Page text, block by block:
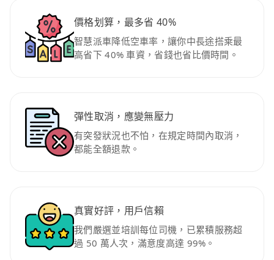
價格划算，最多省 40%
智慧派車降低空車率，讓你中長途搭乘最
高省下 40% 車資，省錢也省比價時間。
彈性取消，應變無壓力
有突發狀況也不怕，在規定時間內取消，
都能全額退款。
真實好評，用戶信賴
我們嚴選並培訓每位司機，已累積服務超
過 50 萬人次，滿意度高達 99%。